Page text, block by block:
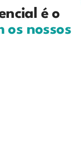
é o
os nossos